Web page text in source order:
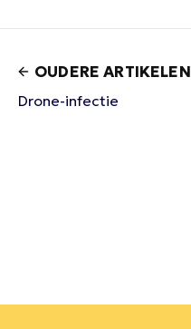
OUDERE ARTIKELEN
Drone-infectie